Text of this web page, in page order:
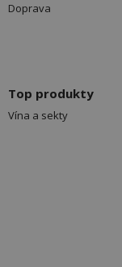
Doprava
Top produkty
Vína a sekty